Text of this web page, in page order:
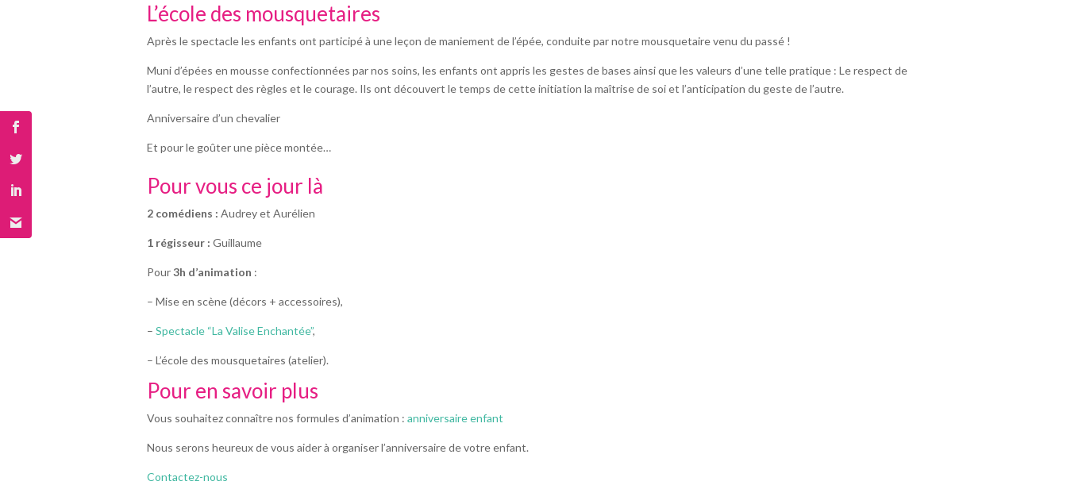
L’école des mousquetaires
Après le spectacle les enfants ont participé à une leçon de maniement de l’épée, conduite par notre mousquetaire venu du passé !
Muni d’épées en mousse confectionnées par nos soins, les enfants ont appris les gestes de bases ainsi que les valeurs d’une telle pratique : Le respect de
l’autre, le respect des règles et le courage. Ils ont découvert le temps de cette initiation la maîtrise de soi et l’anticipation du geste de l’autre.
Anniversaire d’un chevalier
Et pour le goûter une pièce montée…
Pour vous ce jour là
2 comédiens : Audrey et Aurélien
1 régisseur : Guillaume
Pour3h d’animation :
– Mise en scène (décors + accessoires),
–Spectacle “La Valise Enchantée”,
– L’école des mousquetaires (atelier).
Pour en savoir plus
Vous souhaitez connaître nos formules d’animation :anniversaire enfant
Nous serons heureux de vous aider à organiser l’anniversaire de votre enfant.
Contactez-nous